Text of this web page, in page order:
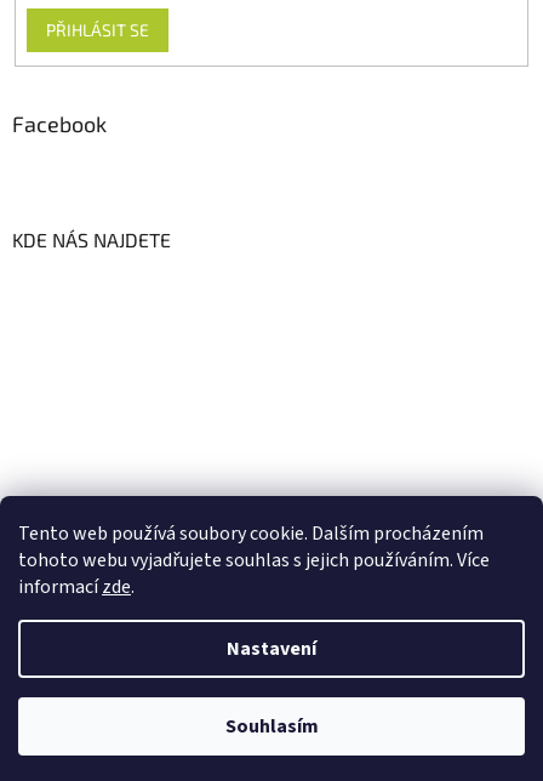
Tento web používá soubory cookie. Dalším procházením
tohoto webu vyjadřujete souhlas s jejich používáním. Více
informacízde.
Nastavení
Souhlasím
PŘIHLÁSIT SE
Facebook
KDE NÁS NAJDETE
Copyright 2026GoFresh | Zdravé a čerstvé BIO potraviny.
Všechna práva vyhrazena.Upravit nastavení cookies